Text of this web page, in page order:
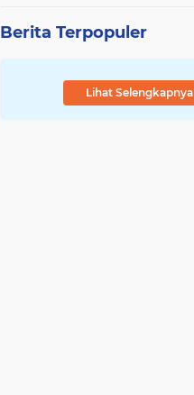
Berita Terpopuler
Lihat Selengkapnya